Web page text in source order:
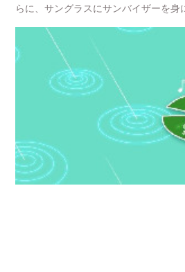
らに、サングラスにサンバイザーを